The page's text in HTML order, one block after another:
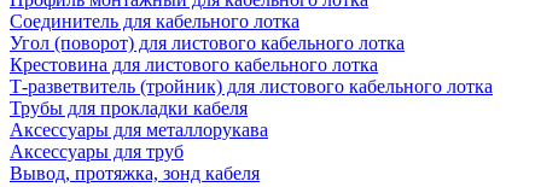
Соединитель для кабельного лотка
Угол (поворот) для листового кабельного лотка
Крестовина для листового кабельного лотка
Т-разветвитель (тройник) для листового кабельного лотка
Трубы для прокладки кабеля
Аксессуары для металлорукава
Аксессуары для труб
Вывод, протяжка, зонд кабеля